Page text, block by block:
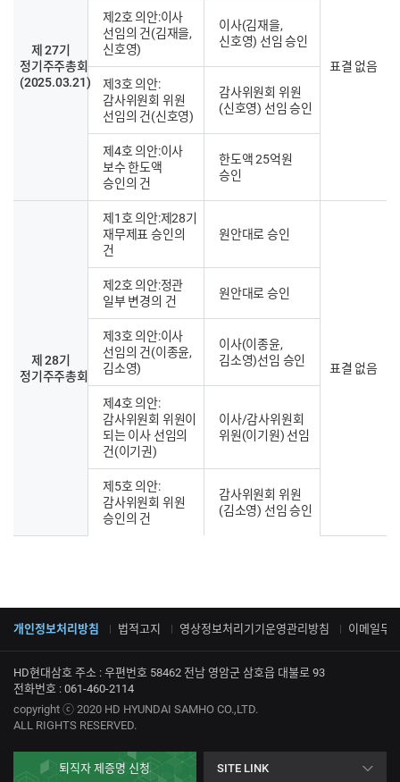
제 27기
정기주주총회
(2025.03.21)
표결 없음
제2호 의안:이사
선임의 건(김재을,
신호영)
이사(김재을,
신호영) 선임 승인
제3호 의안:
감사위원회 위원
선임의 건(신호영)
감사위원회 위원
(신호영) 선임 승인
제4호 의안:이사
보수 한도액
승인의 건
한도액 25억원
승인
제 28기
정기주주총회
제1호 의안:제28기
재무제표 승인의
건
원안대로 승인
표결 없음
제2호 의안:정관
일부 변경의 건
원안대로 승인
제3호 의안:이사
선임의 건(이종윤,
김소영)
이사(이종윤,
김소영)선임 승인
제4호 의안:
감사위원회 위원이
되는 이사 선임의
건(이기권)
이사/감사위원회
위원(이기원) 선임
제5호 의안:
감사위원회 위원
승인의 건
감사위원회 위원
(김소영) 선임 승인
개인정보처리방침 법적고지 영상정보처리기기운영관리방침 이메일무
HD현대삼호 주소 : 우편번호 58462 전남 영암군 삼호읍 대불로 93
전화번호 : 061-460-2114
copyright ⓒ 2020 HD HYUNDAI SAMHO CO.,LTD.
ALL RIGHTS RESERVED.
퇴직자 제증명 신청 SITE LINK